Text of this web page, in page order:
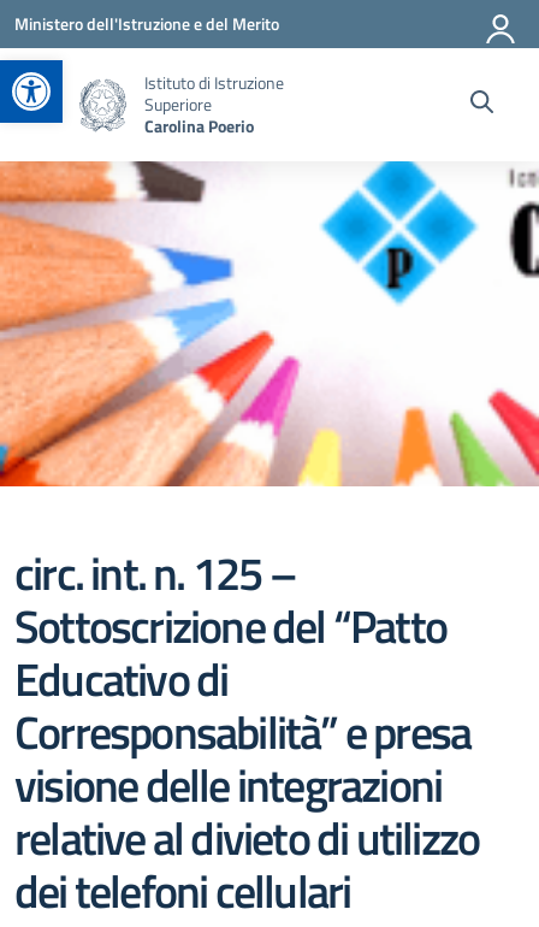
Apri la barra degli strumenti
Vai ai contenuti
Vai al menu di navigazione
Vai al footer
Ministero dell'Istruzione e del Merito
Istituto di Istruzione
Superiore
Carolina Poerio
circ. int. n. 125 –
Sottoscrizione del “Patto
Educativo di
Corresponsabilità” e presa
visione delle integrazioni
relative al divieto di utilizzo
dei telefoni cellulari